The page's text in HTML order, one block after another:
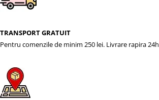
TRANSPORT GRATUIT
Pentru comenzile de minim 250 lei. Livrare rapira 24h